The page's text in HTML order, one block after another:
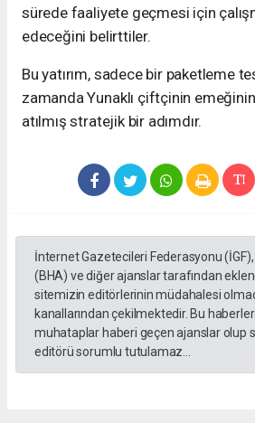
sürede faaliyete geçmesi için
edeceğini belirttiler.
Bu yatırım, sadece bir paketleme
zamanda Yunaklı çiftçinin
atılmış stratejik bir adımdır.
İnternet Gazetecileri Federasyonu
(BHA) ve diğer ajanslar tarafından
sitemizin editörlerinin müdahalesi
kanallarından çekilmektedir. Bu
muhataplar haberi geçen ajanslar olup
editörü sorumlu tutulamaz...